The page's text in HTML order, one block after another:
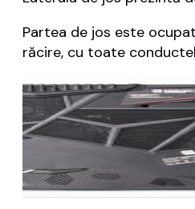
Partea de jos este
răcire, cu toate